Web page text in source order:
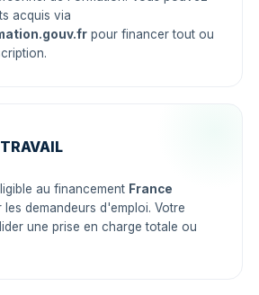
acquis via
pour financer tout ou
au financement France
les demandeurs d'emploi. Votre
une prise en charge totale ou